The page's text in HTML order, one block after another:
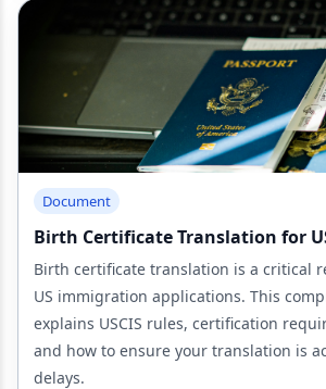
Document
Birth Certificate Translation for
Birth certificate translation is a critical
US immigration applications. This
explains USCIS rules, certification
and how to ensure your translation is
delays.